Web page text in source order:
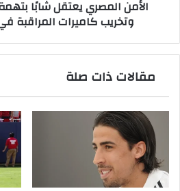
كاميرات
شقتها
الأمن المصري يعتقل شابًا
وتخريب كاميرات المراقبة
مقالات ذات صلة